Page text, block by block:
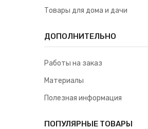
Товары для дома и дачи
ДОПОЛНИТЕЛЬНО
Работы на заказ
Материалы
Полезная информация
ПОПУЛЯРНЫЕ ТОВАРЫ